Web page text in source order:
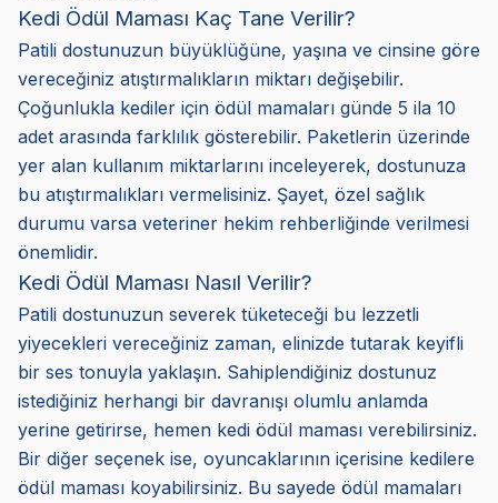
Kedi Ödül Maması Kaç Tane Verilir?
Patili dostunuzun büyüklüğüne, yaşına ve cinsine göre
vereceğiniz atıştırmalıkların miktarı değişebilir.
Çoğunlukla kediler için ödül mamaları günde 5 ila 10
adet arasında farklılık gösterebilir. Paketlerin üzerinde
yer alan kullanım miktarlarını inceleyerek, dostunuza
bu atıştırmalıkları vermelisiniz. Şayet, özel sağlık
durumu varsa veteriner hekim rehberliğinde verilmesi
önemlidir.
Kedi Ödül Maması Nasıl Verilir?
Patili dostunuzun severek tüketeceği bu lezzetli
yiyecekleri vereceğiniz zaman, elinizde tutarak keyifli
bir ses tonuyla yaklaşın. Sahiplendiğiniz dostunuz
istediğiniz herhangi bir davranışı olumlu anlamda
yerine getirirse, hemen kedi ödül maması verebilirsiniz.
Bir diğer seçenek ise, oyuncaklarının içerisine kedilere
ödül maması koyabilirsiniz. Bu sayede ödül mamaları